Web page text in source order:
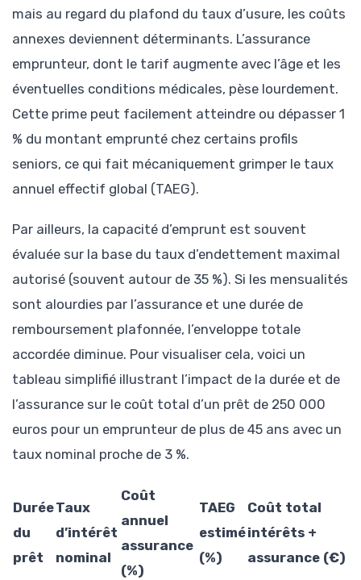
mais au regard du plafond du taux d’usure, les coûts
annexes deviennent déterminants. L’assurance
emprunteur, dont le tarif augmente avec l’âge et les
éventuelles conditions médicales, pèse lourdement.
Cette prime peut facilement atteindre ou dépasser 1
% du montant emprunté chez certains profils
seniors, ce qui fait mécaniquement grimper le taux
annuel effectif global (TAEG).
Par ailleurs, la capacité d’emprunt est souvent
évaluée sur la base du taux d’endettement maximal
autorisé (souvent autour de 35 %). Si les mensualités
sont alourdies par l’assurance et une durée de
remboursement plafonnée, l’enveloppe totale
accordée diminue. Pour visualiser cela, voici un
tableau simplifié illustrant l’impact de la durée et de
l’assurance sur le coût total d’un prêt de 250 000
euros pour un emprunteur de plus de 45 ans avec un
taux nominal proche de 3 %.
Durée
du
prêt
Taux
d’intérêt
nominal
Coût
annuel
assurance
(%)
TAEG
estimé
(%)
Coût total
intérêts +
assurance (€)